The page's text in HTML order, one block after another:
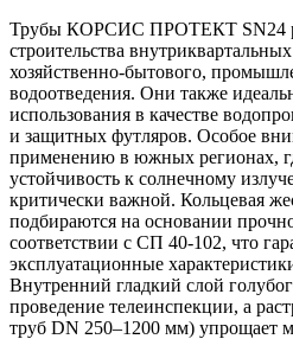
Трубы КОРСИС ПРОТЕКТ SN24
строительства
хозяйственно-бытового,
водоотведения. Они также
использования в качестве
и защитных футляров. Особое
применению в южных регионах,
устойчивость к солнечному
критически важной. Кольцевая
подбираются на основании
соответствии с СП 40-102, что
эксплуатационные
Внутренний гладкий слой
проведение телеинспекции, а
труб DN 250–1200 мм) упрощает